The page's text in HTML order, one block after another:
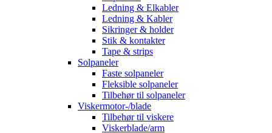
Ledning & Elkabler
Ledning & Kabler
Sikringer & holder
Stik & kontakter
Tape & strips
Solpaneler
Faste solpaneler
Fleksible solpaneler
Tilbehør til solpaneler
Viskermotor-/blade
Tilbehør til viskere
Viskerblade/arm